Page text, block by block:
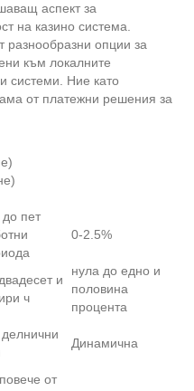
аспект за
на казино система.
разнообразни опции за
към локалните
системи. Ние като
от платежни решения за
до пет
0-2.5%
и
ч
нула до едно и
половина
процента
Динамична
от